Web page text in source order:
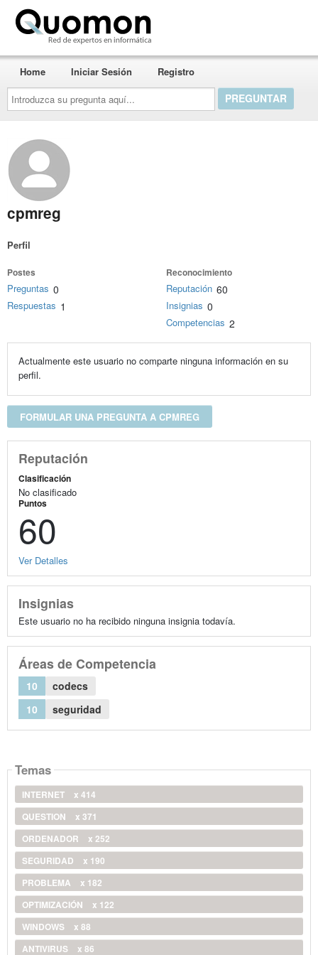
Introduzca
su
pregunta
aquí...
Home Iniciar Sesión Registro
cpmreg
Perfil
Postes
Preguntas 0
Respuestas 1
Reconocimiento
Reputación 60
Insignias 0
Competencias 2
Actualmente este usuario no comparte ninguna información en su
perfil.
FORMULAR UNA PREGUNTA A CPMREG
Reputación
Clasificación
No clasificado
Puntos
60
Ver Detalles
Insignias
Este usuario no ha recibido ninguna insignia todavía.
Áreas de Competencia
10
codecs
10
seguridad
Temas
INTERNET
x 414
QUESTION
x 371
ORDENADOR
x 252
SEGURIDAD
x 190
PROBLEMA
x 182
OPTIMIZACIÓN
x 122
WINDOWS
x 88
ANTIVIRUS
x 86